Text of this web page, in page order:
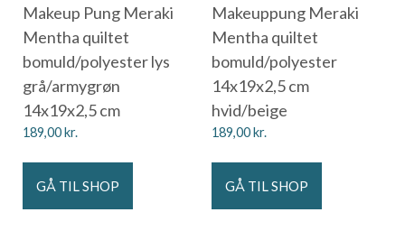
Makeup Pung Meraki
Mentha quiltet
bomuld/polyester lys
grå/armygrøn
14x19x2,5 cm
189,00 kr.
GÅ TIL SHOP
Makeuppung Meraki
Mentha quiltet
bomuld/polyester
14x19x2,5 cm
hvid/beige
189,00 kr.
GÅ TIL SHOP